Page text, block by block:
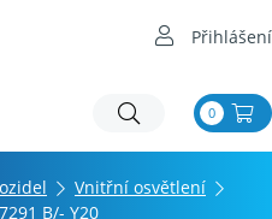
Přihlášení
0
Vnitřní osvětlení
B/- Y20